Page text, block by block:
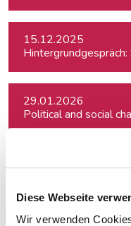
Diese Webseite
Wir verwenden
15.12.2025
29.01.2026
Political and social